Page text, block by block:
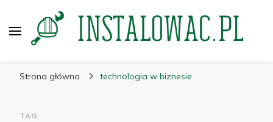
Strona główna technologia w biznesie
TAG